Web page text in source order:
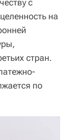
с
на
стран.
по